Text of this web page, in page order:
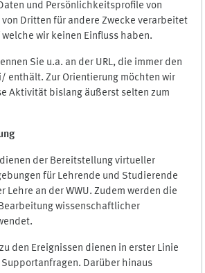
und Persönlichkeitsprofile von
Dritten für andere Zwecke verarbeitet
wir keinen Einfluss haben.
Sie u.a. an der URL, die immer den
Zur Orientierung möchten wir
Aktivität bislang äußerst selten zum
der Bereitstellung virtueller
für Lehrende und Studierende
Lehre an der WWU. Zudem werden die
wissenschaftlicher
den Ereignissen dienen in erster Linie
Darüber hinaus